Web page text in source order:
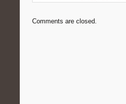
Comments are closed.